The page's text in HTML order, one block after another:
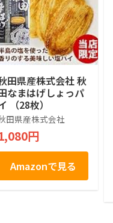
田県産株式会社 秋
なまはげしょっパ
（28枚）
田県産株式会社
円
Amazonで見る